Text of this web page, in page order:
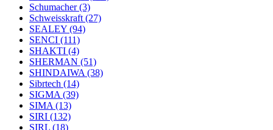
Schumacher(3)
Schweisskraft (27)
SEALEY (94)
SENCI (111)
SHAKTI (4)
SHERMAN (51)
SHINDAIWA (38)
Sibrtech (14)
SIGMA (39)
SIMA (13)
SIRI (132)
SIRL (18)